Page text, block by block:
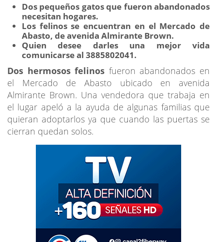
Dos pequeños gatos que fueron abandonados
necesitan hogares.
Los felinos se encuentran en el Mercado de
Abasto, de avenida Almirante Brown.
Quien desee darles una mejor vida
comunicarse al 3885802041.
Dos hermosos felinos fueron abandonados en
el Mercado de Abasto ubicado en avenida
Almirante Brown. Una vendedora que trabaja en
el lugar apeló a la ayuda de algunas familias que
quieran adoptarlos ya que cuando las puertas se
cierran quedan solos.